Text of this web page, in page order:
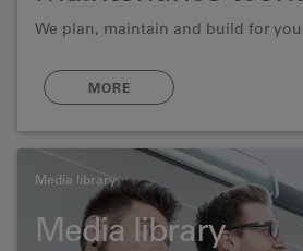
We plan, maintain and build for you
MORE
Media library
Media library